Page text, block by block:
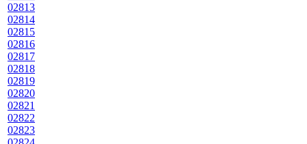
02813
02814
02815
02816
02817
02818
02819
02820
02821
02822
02823